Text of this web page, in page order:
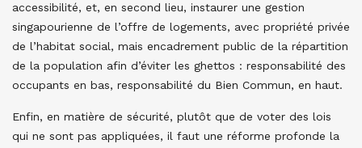
accessibilité, et, en second lieu, instaurer une gestion
singapourienne de l’offre de logements, avec propriété privée
de l’habitat social, mais encadrement public de la répartition
de la population afin d’éviter les ghettos : responsabilité des
occupants en bas, responsabilité du Bien Commun, en haut.
Enfin, en matière de sécurité, plutôt que de voter des lois
qui ne sont pas appliquées, il faut une réforme profonde la